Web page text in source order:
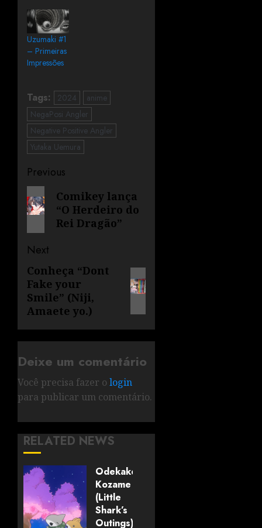
Uzumaki #1
– Primeiras
Impressões
Tags: 2024
anime
NegaPosi Angler
Negative Positive Angler
Yutaka Uemura
Previous
Comikey lança
“O Herdeiro do
Rei Dragão”
Next
Conheça “Dont
Fake your
Smile” (Niji,
Amaete yo.)
Deixe um comentário
Você precisa fazer o login
para publicar um comentário.
RELATED NEWS
Odekake
Kozame
(Little
Shark’s
Outings)